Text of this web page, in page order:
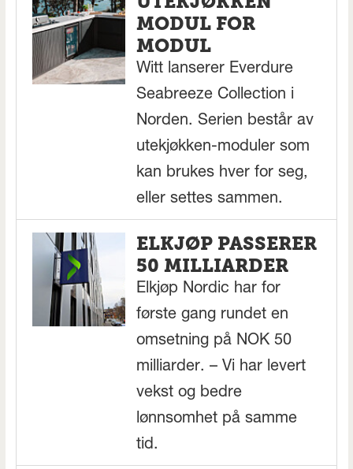
MODUL FOR
MODUL
Witt lanserer Everdure
Seabreeze Collection i
Norden. Serien består av
utekjøkken-moduler som
kan brukes hver for seg,
eller settes sammen.
ELKJØP PASSERER
50 MILLIARDER
Elkjøp Nordic har for
første gang rundet en
omsetning på NOK 50
milliarder. – Vi har levert
vekst og bedre
lønnsomhet på samme
tid.